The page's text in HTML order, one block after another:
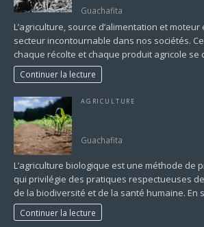
Guachafita
L’agriculture, source d’alimentation et
secteur incontournable dans nos sociétés.
chaque récolte et chaque produit agricole se
Continuer la lecture
AGRICULTURE
Guachafita
L’agriculture biologique est une méthode de
qui privilégie des pratiques respectueuses
de la biodiversité et de la santé humaine. En
Continuer la lecture